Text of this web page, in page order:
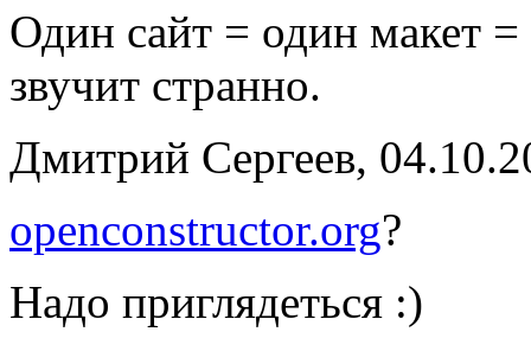
Один сайт = один макет
звучит странно.
Дмитрий Сергеев,
openconstructor.org?
Надо приглядеться :)